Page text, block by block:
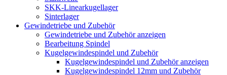
SKK-Linearkugellager
Sinterlager
Gewindetriebe und Zubehör
Gewindetriebe und Zubehör anzeigen
Bearbeitung Spindel
Kugelgewindespindel und Zubehör
Kugelgewindespindel und Zubehör anzeigen
Kugelgewindespindel 12mm und Zubehör